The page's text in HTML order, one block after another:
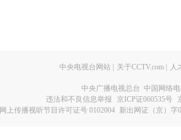
中央电视台网站 关于CCTV.com 人
中央广播电视总台 中国网络
违法和不良信息举报
京ICP证060535号
网上传播视听节目许可证号 0102004 新出网证（京）